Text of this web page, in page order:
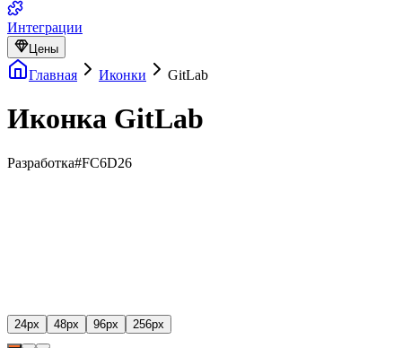
Интеграции
Цены
Главная Иконки GitLab
Иконка GitLab
Разработка#FC6D26
24px 48px 96px 256px